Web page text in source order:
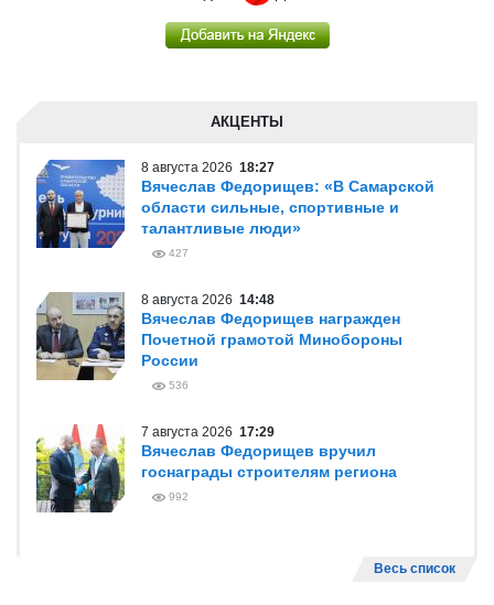
АКЦЕНТЫ
8 августа 2026 18:27
Вячеслав Федорищев: «В Самарской
области сильные, спортивные и
талантливые люди»
427
8 августа 2026 14:48
Вячеслав Федорищев награжден
Почетной грамотой Минобороны
России
536
7 августа 2026 17:29
Вячеслав Федорищев вручил
госнаграды строителям региона
992
Весь список